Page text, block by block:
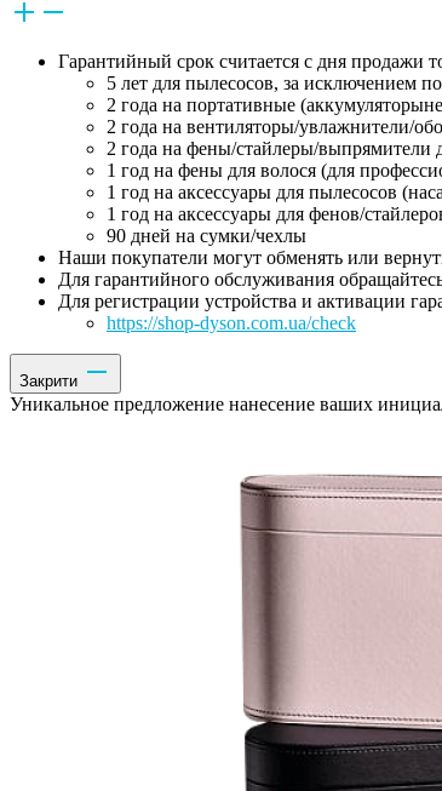
Гарантийный срок считается с дня продажи
5 лет для пылесосов, за исключением
2 года на портативные
2 года на вентиляторы/увлажнители/
2 года на фены/стайлеры/выпрямители
1 год на фены для волося (для
1 год на аксессуары для пылесосов
1 год на аксессуары для фенов/
90 дней на сумки/чехлы
Наши покупатели могут обменять или
Для гарантийного обслуживания
Для регистрации устройства и активации
https://shop-dyson.com.ua/check
Закрити
Уникальное предложение нанесение ваших